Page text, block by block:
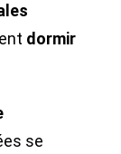
dormir
se